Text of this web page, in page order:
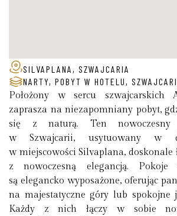
SILVAPLANA, SZWAJCARIA
NARTY, POBYT W HOTELU ,
Położony w sercu
zaprasza na niezapomniany pobyt,
się z naturą. Ten nowoczesny
w Szwajcarii, usytuowany w
w miejscowości Silvaplana, doskonale
z nowoczesną elegancją.
są elegancko wyposażone, oferując
na majestatyczne góry lub spokojne
Każdy z nich łączy w sobie